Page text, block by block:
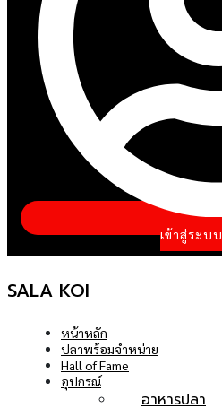
เข้าสู่ระบบ
SALA KOI
หน้าหลัก
ปลาพร้อมจำหน่าย
Hall of Fame
อุปกรณ์
อาหารปลา